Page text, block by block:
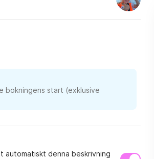
bokningens start (exklusive
automatiskt denna beskrivning